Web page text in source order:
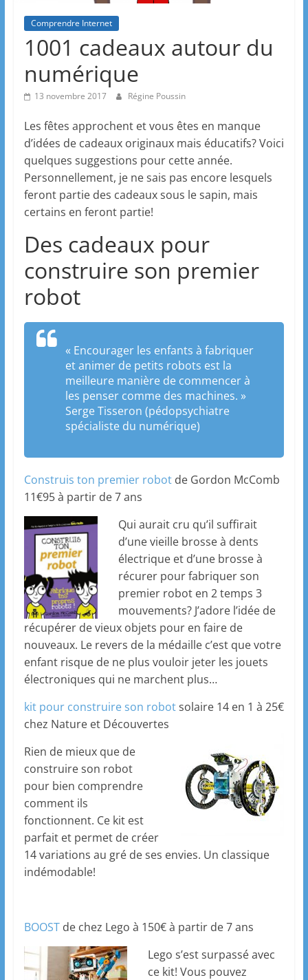
Comprendre Internet
1001 cadeaux autour du
numérique
13 novembre 2017 Régine Poussin
Les fêtes approchent et vous êtes en manque
d’idées de cadeaux originaux mais éducatifs? Voici
quelques suggestions pour cette année.
Personnellement, je ne sais pas encore lesquels
feront partie des cadeaux sous le sapin, mais
certains en feront partie!
Des cadeaux pour
construire son premier
robot
« Encourager les enfants à fabriquer
et animer de petits robots est la
meilleure manière de commencer à
les penser comme des machines. »
Serge Tisseron (pédopsychiatre
spécialiste du numérique)
Construis ton premier robotde Gordon McComb
11€95 à partir de 7 ans
Qui aurait cru qu’il suffirait
d’une vieille brosse à dents
électrique et d’une brosse à
récurer pour fabriquer son
premier robot en 2 temps 3
mouvements? J’adore l’idée de
récupérer de vieux objets pour en faire de
nouveaux. Le revers de la médaille c’est que votre
enfant risque de ne plus vouloir jeter les jouets
électroniques qui ne marchent plus…
kit pour construire son robotsolaire 14 en 1 à 25€
chez Nature et Découvertes
Rien de mieux que de
construire son robot
pour bien comprendre
comment ils
fonctionnent. Ce kit est
parfait et permet de créer
14 variations au gré de ses envies. Un classique
indémodable!
BOOSTde chez Lego à 150€ à partir de 7 ans
Lego s’est surpassé avec
ce kit! Vous pouvez